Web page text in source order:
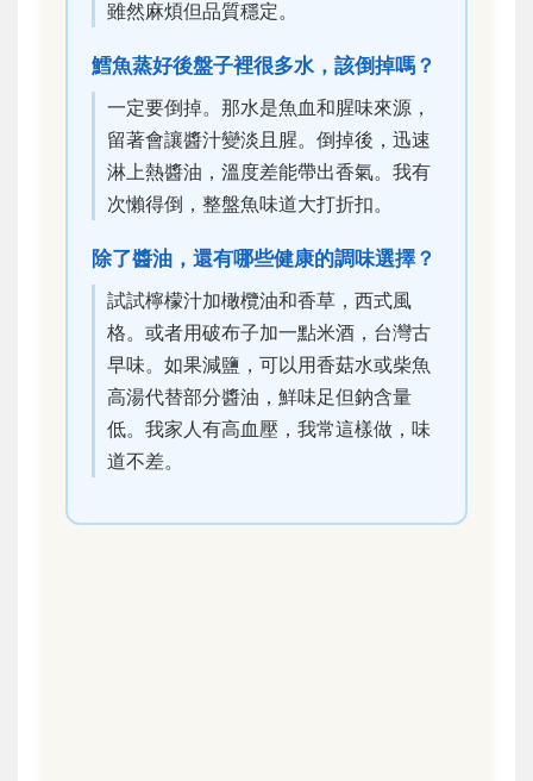
雖然麻煩但品質穩定。
鱈魚蒸好後盤子裡很多水，該倒掉嗎？
一定要倒掉。那水是魚血和腥味來源，
留著會讓醬汁變淡且腥。倒掉後，迅速
淋上熱醬油，溫度差能帶出香氣。我有
次懶得倒，整盤魚味道大打折扣。
除了醬油，還有哪些健康的調味選擇？
試試檸檬汁加橄欖油和香草，西式風
格。或者用破布子加一點米酒，台灣古
早味。如果減鹽，可以用香菇水或柴魚
高湯代替部分醬油，鮮味足但鈉含量
低。我家人有高血壓，我常這樣做，味
道不差。